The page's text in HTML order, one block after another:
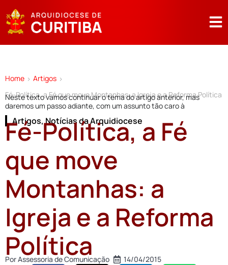
Home > Artigos >
Fé-Política, a Fé que move Montanhas: a Igreja e a Reforma Política
Neste texto vamos continuar o tema do artigo anterior, mas
daremos um passo adiante, com um assunto tão caro à
Artigos,Notícias da Arquidiocese
Fé-Política, a Fé
que move
Montanhas: a
Igreja e a Reforma
Política
PorAssessoria de Comunicação 14/04/2015